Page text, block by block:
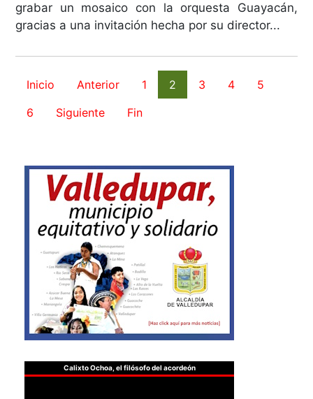
grabar un mosaico con la orquesta Guayacán,
gracias a una invitación hecha por su director...
Inicio Anterior 1 2 3 4
5
6
Siguiente Fin
Calixto Ochoa, el filósofo del acordeón